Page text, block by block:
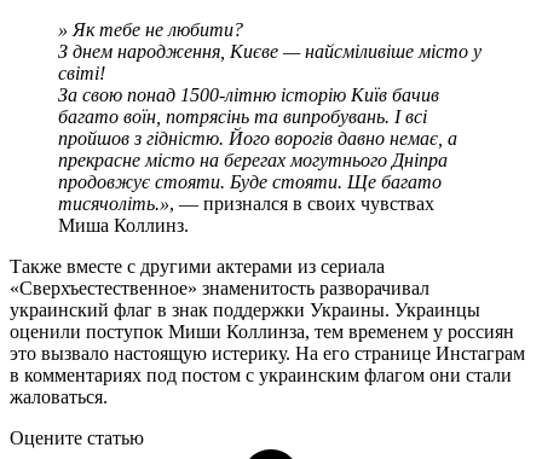
» Як тебе не любити?
З днем народження, Києве — найсміливіше місто у
світі!
За свою понад 1500-літню історію Київ бачив
багато воїн, потрясінь та випробувань. І всі
пройшов з гідністю. Його ворогів давно немає, а
прекрасне місто на берегах могутнього Дніпра
продовжує стояти. Буде стояти. Ще багато
тисячоліть.», — признался в своих чувствах
Миша Коллинз.
Также вместе с другими актерами из сериала
«Сверхъестественное» знаменитость разворачивал
украинский флаг в знак поддержки Украины. Украинцы
оценили поступок Миши Коллинза, тем временем у россиян
это вызвало настоящую истерику. На его странице Инстаграм
в комментариях под постом с украинским флагом они стали
жаловаться.
Оцените статью